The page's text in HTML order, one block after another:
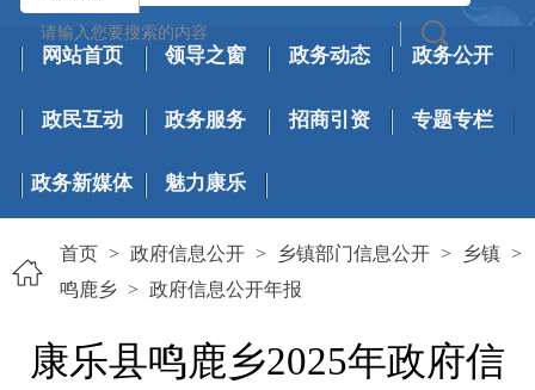
网站首页 领导之窗 政务动态 政务公开
政民互动 政务服务 招商引资 专题专栏
政务新媒体 魅力康乐
首页 > 政府信息公开 > 乡镇部门信息公开 > 乡镇 >
鸣鹿乡 > 政府信息公开年报
康乐县鸣鹿乡2025年政府信